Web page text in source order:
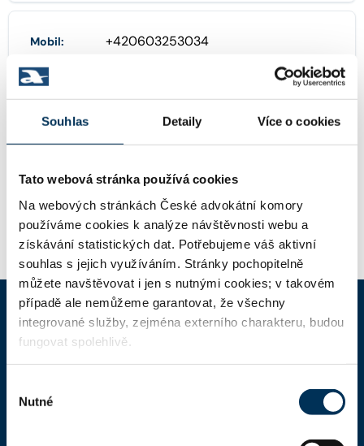
Souhlas Detaily Více o cookies
Tato webová stránka používá cookies
Na webových stránkách České advokátní komory
používáme cookies k analýze návštěvnosti webu a
získávání statistických dat. Potřebujeme váš aktivní
souhlas s jejich využíváním. Stránky pochopitelně
můžete navštěvovat i jen s nutnými cookies; v takovém
případě ale nemůžeme garantovat, že všechny
integrované služby, zejména externího charakteru, budou
fungovat spolehlivě.
souhlasu
Nutné
Mobil: +420603253034
POBOČKY
Adresa:
Čerchovem
ČAK
Aktuality